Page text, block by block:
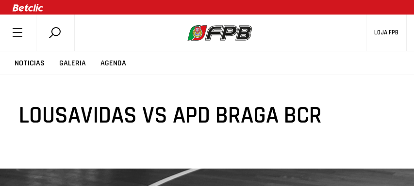
LOJA FPB
NOTICIAS GALERIA AGENDA
SOBRE A FPB
COMPETIÇÕES
ASSOCIAÇÕES
AGENDA
LOUSAVIDAS VS APD BRAGA BCR